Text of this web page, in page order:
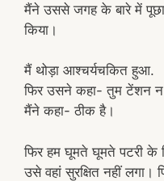
मैंने उससे जगह के बारे में
किया।
मैं थोड़ा आश्चर्यचकित हुआ.
फिर उसने कहा- तुम टेंशन
मैंने कहा- ठीक है।
फिर हम घूमते घूमते पटरी के
उसे वहां सुरक्षित नहीं